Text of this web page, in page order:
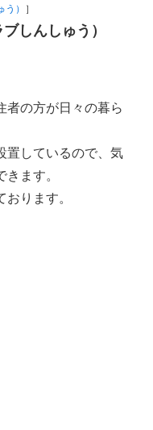
） ］
しんしゅう）
者の方が日々の暮ら
置しているので、気
ます。
ります。